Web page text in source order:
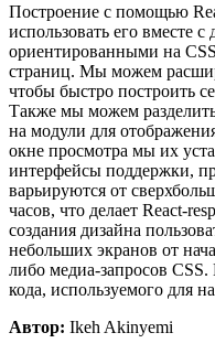
Построение с помощью
использовать его вместе
ориентированными на
страниц. Мы можем
чтобы быстро построить
Также мы можем
на модули для
окне просмотра мы их
интерфейсы поддержки,
варьируются от
часов, что делает React-
создания дизайна
небольших экранов от
либо медиа-запросов
кода, используемого для
Автор: Ikeh Akinyemi